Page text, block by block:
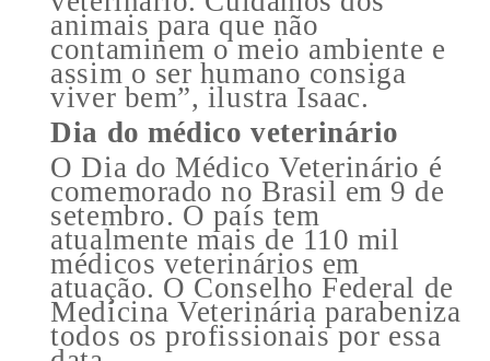
animais para que não
contaminem o meio ambiente e
assim o ser humano consiga
viver bem”, ilustra Isaac.
Dia do médico veterinário
O Dia do Médico Veterinário é
comemorado no Brasil em 9 de
setembro. O país tem
atualmente mais de 110 mil
médicos veterinários em
atuação. O Conselho Federal de
Medicina Veterinária parabeniza
todos os profissionais por essa